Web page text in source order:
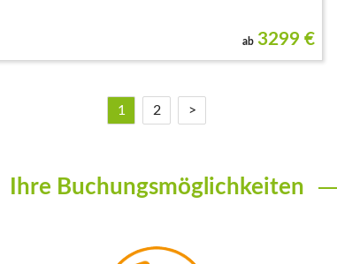
ab 3299 €
1 2 >
Ihre Buchungsmöglichkeiten